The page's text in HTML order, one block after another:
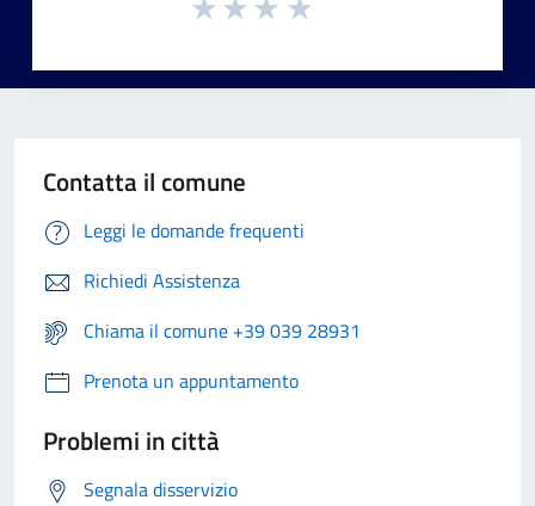
Contatta il comune
Leggi le domande frequenti
Richiedi Assistenza
Chiama il comune +39 039 28931
Prenota un appuntamento
Problemi in città
Segnala disservizio